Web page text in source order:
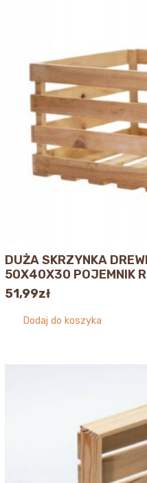
DUŻA SKRZYNKA
50X40X30 POJEMNIK
51,99zł
Dodaj do koszyka